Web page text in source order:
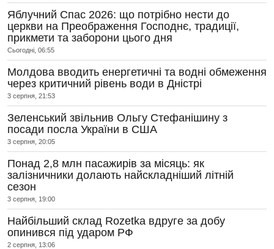
Яблучний Спас 2026: що потрібно нести до
церкви на Преображення Господнє, традиції,
прикмети та заборони цього дня
Сьогодні, 06:55
Молдова вводить енергетичні та водні обмеження
через критичний рівень води в Дністрі
3 серпня, 21:53
Зеленський звільнив Ольгу Стефанішину з
посади посла України в США
3 серпня, 20:05
Понад 2,8 млн пасажирів за місяць: як
залізничники долають найскладніший літній
сезон
3 серпня, 19:00
Найбільший склад Rozetka вдруге за добу
опинився під ударом РФ
2 серпня, 13:06